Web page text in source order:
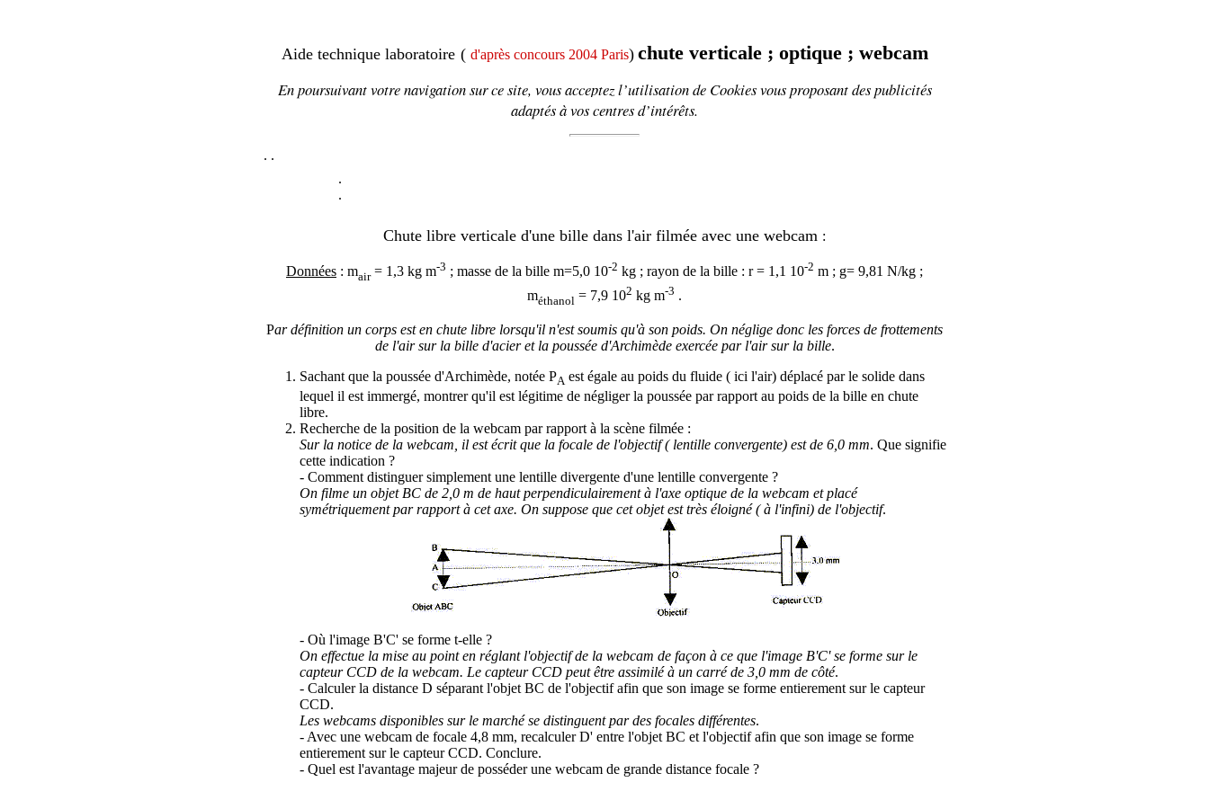
Aide technique laboratoire ( d'après concours 2004 Paris) chute verticale ; optique ; webcam
En poursuivant votre navigation sur ce site, vous acceptez l’utilisation de Cookies vous proposant des publicités
adaptés à vos centres d’intérêts.
. .
.
.
Chute libre verticale d'une bille dans l'air filmée avec une webcam :
Données : mair = 1,3 kg m-3 ; masse de la bille m=5,0 10-2 kg ; rayon de la bille : r = 1,1 10-2 m ; g= 9,81 N/kg ;
méthanol = 7,9 102 kg m-3 .
Par définition un corps est en chute libre lorsqu'il n'est soumis qu'à son poids. On néglige donc les forces de frottements
de l'air sur la bille d'acier et la poussée d'Archimède exercée par l'air sur la bille.
Sachant que la poussée d'Archimède, notée PA est égale au poids du fluide ( ici l'air) déplacé par le solide dans
lequel il est immergé, montrer qu'il est légitime de négliger la poussée par rapport au poids de la bille en chute
libre.
Recherche de la position de la webcam par rapport à la scène filmée :
Sur la notice de la webcam, il est écrit que la focale de l'objectif ( lentille convergente) est de 6,0 mm. Que signifie
cette indication ?
- Comment distinguer simplement une lentille divergente d'une lentille convergente ?
On filme un objet BC de 2,0 m de haut perpendiculairement à l'axe optique de la webcam et placé
symétriquement par rapport à cet axe. On suppose que cet objet est très éloigné ( à l'infini) de l'objectif.
- Où l'image B'C' se forme t-elle ?
On effectue la mise au point en réglant l'objectif de la webcam de façon à ce que l'image B'C' se forme sur le
capteur CCD de la webcam. Le capteur CCD peut être assimilé à un carré de 3,0 mm de côté.
- Calculer la distance D séparant l'objet BC de l'objectif afin que son image se forme entierement sur le capteur
CCD.
Les webcams disponibles sur le marché se distinguent par des focales différentes.
- Avec une webcam de focale 4,8 mm, recalculer D' entre l'objet BC et l'objectif afin que son image se forme
entierement sur le capteur CCD. Conclure.
- Quel est l'avantage majeur de posséder une webcam de grande distance focale ?